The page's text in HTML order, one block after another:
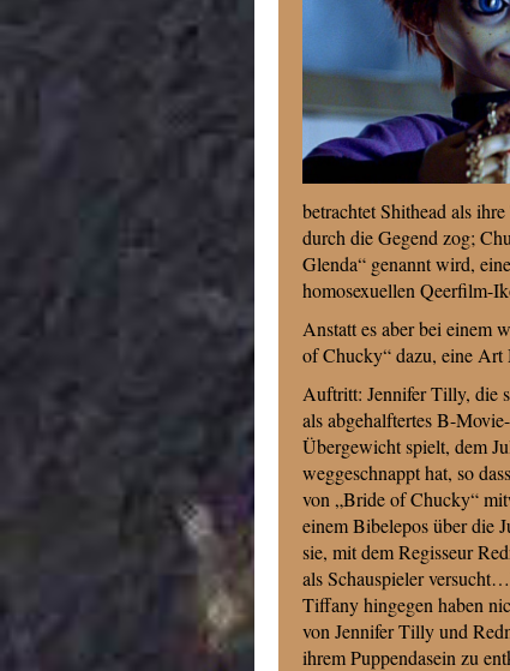
betrachtet Shithead als
durch die Gegend zog;
Glenda“ genannt wird,
homosexuellen Qeerfilm-
Anstatt es aber bei einem
of Chucky“ dazu, eine
Auftritt: Jennifer Tilly, die
als abgehalftertes B-
Übergewicht spielt, dem
weggeschnappt hat, so
von „Bride of Chucky“
einem Bibelepos über die
sie, mit dem Regisseur
als Schauspieler
Tiffany hingegen haben
von Jennifer Tilly und
ihrem Puppendasein zu